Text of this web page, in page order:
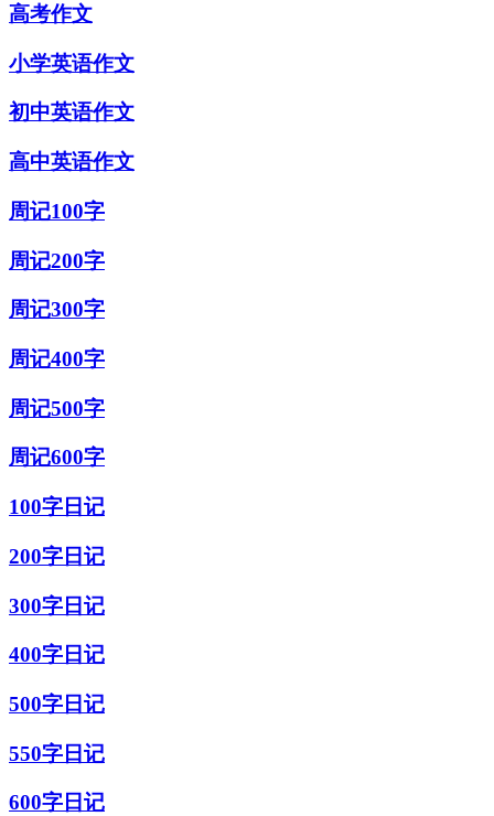
高考作文
小学英语作文
初中英语作文
高中英语作文
周记100字
周记200字
周记300字
周记400字
周记500字
周记600字
100字日记
200字日记
300字日记
400字日记
500字日记
550字日记
600字日记